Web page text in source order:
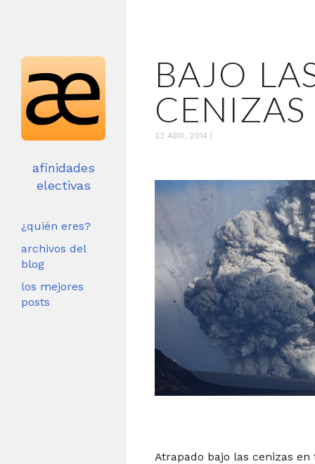
afinidades
electivas
¿quién eres?
archivos del
blog
los mejores
posts
BAJO
CENIZAS
23 ABR, 2014
Atrapado bajo las cenizas